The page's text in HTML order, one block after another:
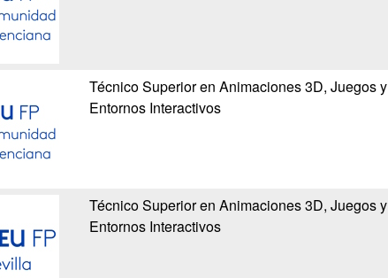
Técnico Superior en Animaciones 3D, Juegos y
Entornos Interactivos
Técnico Superior en Animaciones 3D, Juegos y
Entornos Interactivos